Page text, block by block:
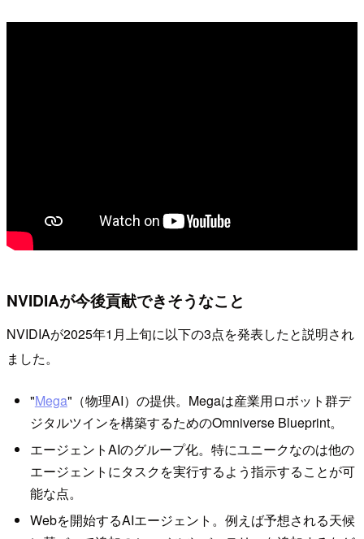
NVIDIAが今後貢献できそうなこと
NVIDIAが2025年1月上旬に以下の3点を発表したと説明され
ました。
"Mega"（物理AI）の提供。Megaは産業用ロボット群デ
ジタルツインを構築するためのOmniverse Blueprint。
エージェントAIのグループ化。特にユニークなのは他の
エージェントにタスクを実行するよう指示することが可
能な点。
Webを開始するAIエージェント。例えば予想される天候